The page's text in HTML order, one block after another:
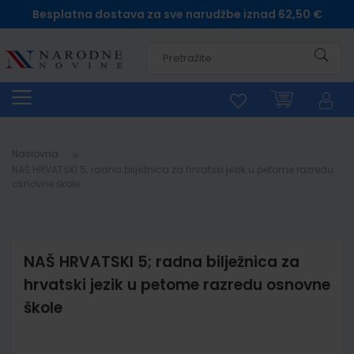
Besplatna dostava za sve narudžbe iznad 62,50 €
Naslovna
NAŠ HRVATSKI 5; radna bilježnica za
hrvatski jezik u petome razredu osnovne
škole